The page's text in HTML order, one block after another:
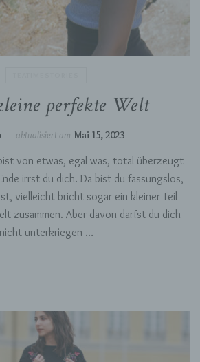
perfekte Welt
aktualisiert am Mai 15, 2023
von etwas, egal was, total überzeugt
irrst du dich. Da bist du fassungslos,
vielleicht bricht sogar ein kleiner Teil
zusammen. Aber davon darfst du dich
nicht unterkriegen …